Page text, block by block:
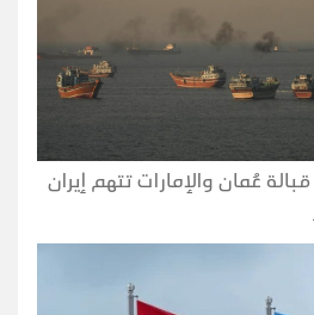
عُمان والإمارات تتهم إيران